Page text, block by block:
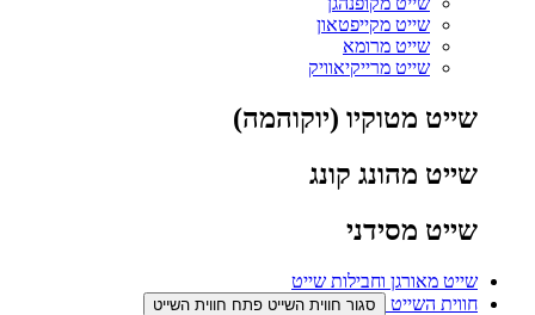
שייט מקייפטאון
שייט מרומא
שייט מרייקיאוויק
שייט מטוקיו (יוקוהמה)
שייט מהונג קונג
שייט מסידני
שייט מאורגן וחבילות שייט
חווית השייט
סגור חווית השייט פתח חווית השייט